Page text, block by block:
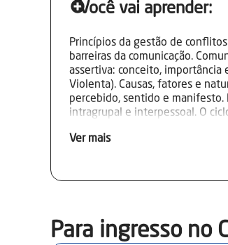
Você vai aprender:
Princípios da gestão de
barreiras da comunicação.
assertiva: conceito, importância
Violenta). Causas, fatores e
percebido, sentido e
intragrupal e interpessoal. O
conflitos: mediação, coaching,
Ver mais
Para ingresso no